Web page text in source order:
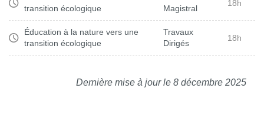
transition écologique
Magistral
18h
Éducation à la nature vers une
transition écologique
Travaux
Dirigés
18h
Dernière mise à jour le 8 décembre 2025